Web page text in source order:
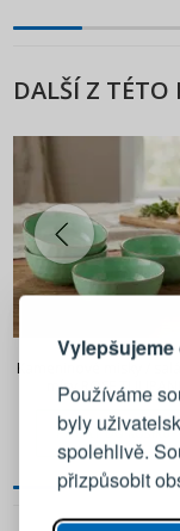
Používáme
byly
spolehlivě.
přizpůsobit
DALŠÍ Z TÉTO
1 149 Kč
Kameninové misky /
mísy ROSE TULIPANI
CONCERTO VERDE
cm 4 ks
PŘIDAT DO KOŠÍKU